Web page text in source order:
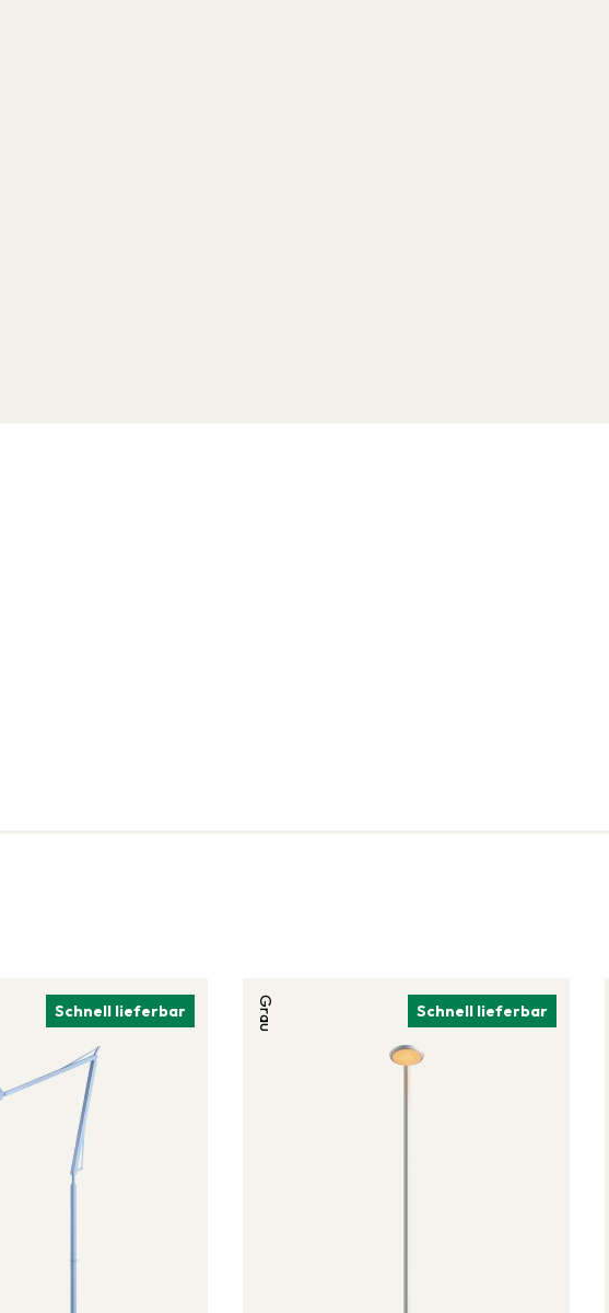
Schnell lieferbar Schnell lieferbar
Grau